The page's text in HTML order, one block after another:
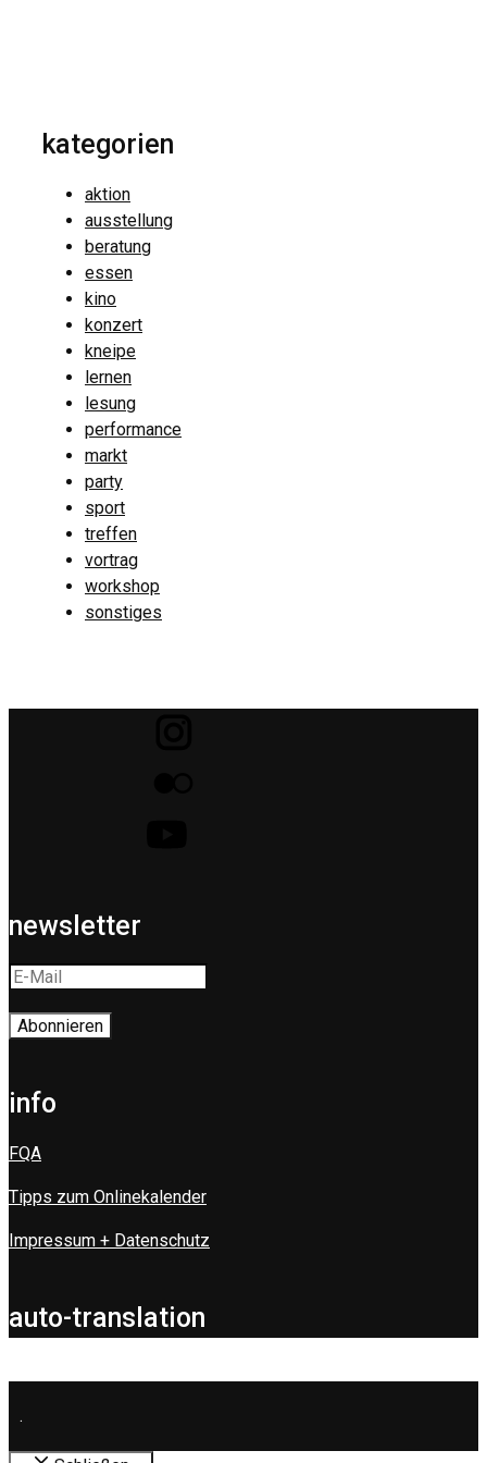
kategorien
aktion
ausstellung
beratung
essen
kino
konzert
kneipe
lernen
lesung
performance
markt
party
sport
treffen
vortrag
workshop
sonstiges
newsletter
info
FQA
Tipps zum Onlinekalender
Impressum + Datenschutz
auto-translation
.